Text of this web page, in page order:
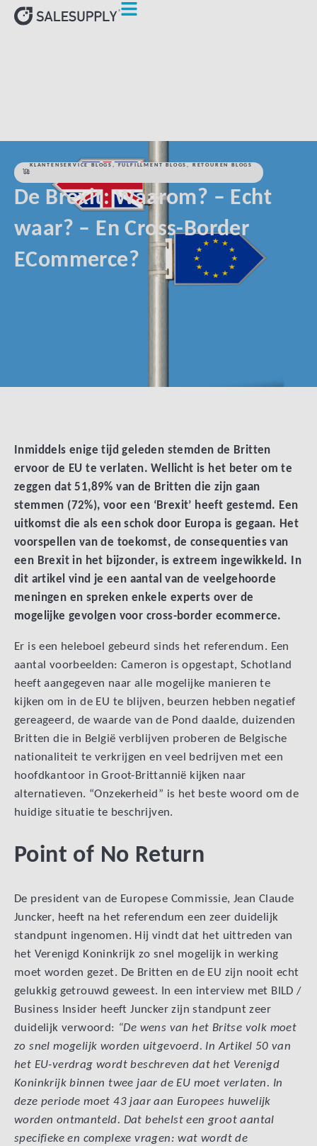
KLANTENSERVICE BLOGS, FULFILLMENT BLOGS, RETOUREN BLOGS
De Brexit: Waarom? – Echt
waar? – En Cross-Border
ECommerce?
Inmiddels enige tijd geleden stemden de Britten
ervoor de EU te verlaten. Wellicht is het beter om te
zeggen dat 51,89% van de Britten die zijn gaan
stemmen (72%), voor een ‘Brexit’ heeft gestemd. Een
uitkomst die als een schok door Europa is gegaan. Het
voorspellen van de toekomst, de consequenties van
een Brexit in het bijzonder, is extreem ingewikkeld. In
dit artikel vind je een aantal van de veelgehoorde
meningen en spreken enkele experts over de
mogelijke gevolgen voor cross-border ecommerce.
Er is een heleboel gebeurd sinds het referendum. Een
aantal voorbeelden: Cameron is opgestapt, Schotland
heeft aangegeven naar alle mogelijke manieren te
kijken om in de EU te blijven, beurzen hebben negatief
gereageerd, de waarde van de Pond daalde, duizenden
Britten die in België verblijven proberen de Belgische
nationaliteit te verkrijgen en veel bedrijven met een
hoofdkantoor in Groot-Brittannië kijken naar
alternatieven. “Onzekerheid” is het beste woord om de
huidige situatie te beschrijven.
Point of No Return
De president van de Europese Commissie, Jean Claude
Juncker, heeft na het referendum een zeer duidelijk
standpunt ingenomen. Hij vindt dat het uittreden van
het Verenigd Koninkrijk zo snel mogelijk in werking
moet worden gezet. De Britten en de EU zijn nooit echt
gelukkig getrouwd geweest. In een interview met BILD /
Business Insider heeft Juncker zijn standpunt zeer
duidelijk verwoord: “De wens van het Britse volk moet
zo snel mogelijk worden uitgevoerd. In Artikel 50 van
het EU-verdrag wordt beschreven dat het Verenigd
Koninkrijk binnen twee jaar de EU moet verlaten. In
deze periode moet 43 jaar aan Europees huwelijk
worden ontmanteld. Dat behelst een groot aantal
specifieke en complexe vragen: wat wordt de